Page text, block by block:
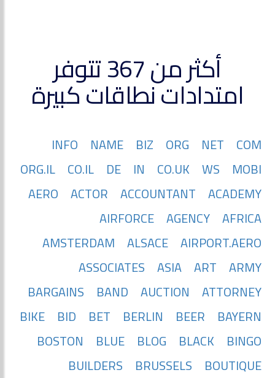
أكثر من 367 تتوفر
امتدادات نطاقات كبيرة
COM
NET
ORG
BIZ
NAME
INFO
MOBI
WS
CO.UK
IN
DE
CO.IL
ORG.IL
ACADEMY
ACCOUNTANT
ACTOR
AERO
AFRICA
AGENCY
AIRFORCE
AIRPORT.AERO
ALSACE
AMSTERDAM
ARMY
ART
ASIA
ASSOCIATES
ATTORNEY
AUCTION
BAND
BARGAINS
BAYERN
BEER
BERLIN
BET
BID
BIKE
BINGO
BLACK
BLOG
BLUE
BOSTON
BOUTIQUE
BRUSSELS
BUILDERS